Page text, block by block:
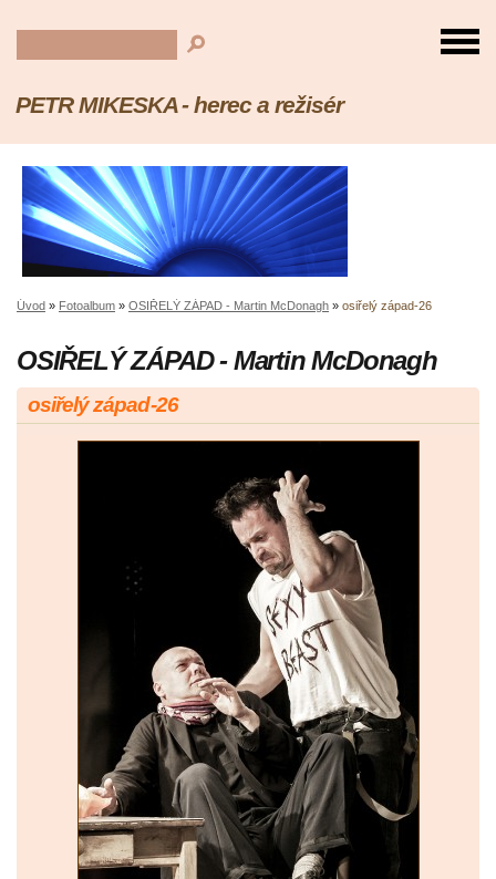
PETR MIKESKA - herec a režisér
Úvod » Fotoalbum » OSIŘELÝ ZÁPAD - Martin McDonagh » osiřelý západ-26
OSIŘELÝ ZÁPAD - Martin McDonagh
osiřelý západ-26